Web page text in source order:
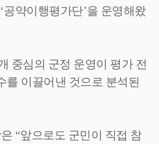
‘공약이행평가단’을 운영해왔
중심의 군정 운영이 평가 전
를 이끌어낸 것으로 분석된
“앞으로도 군민이 직접 참